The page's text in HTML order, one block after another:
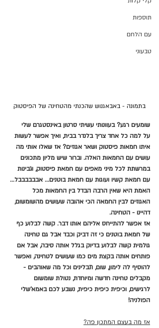
תוספות
עם הלחם
טבעוני
בתמונה - באבאגנוש שהכנתי מהטחינה של הפיסטוק
שומעים רגע? בעוונותי עשיתי סרטון באינסטגרם שלי
על למה כל אחד צריך בלנדר בבית, ואיך אפשר לעשות
איתו חמאות פיסטוק ושאר אגוזים? אז שאלו אותי מה
עושים עם החמאות האלה. וברור שיש מליון מתכונים
במרשתת לכל מיני מאפים עם חמאת פיסטוק, וגבינות
עם חמאת קשיו ועוגות עם חמאת בוטנים... אבבבבבבל...
האמת היא שאין הרבה הבדל בין החמאות מכל
האגוזים לבין החמאה הכי אהובה שעושים מהשומשום,
דהיינו - הטחינה.
אז אפשר להתייחס אליהם אותו דבר. קשה לבלוע כף
של חמאת בוטנים כי זה דביק וכבד אבל גם טחינה
גולמית קשה לבלוע בדיוק בגלל אותה סיבה, אבל אם
פותחים אותה בקצת מים כמו שעושים לטחינה, ואפשר
להוסיף לה לימון, שום, תבלינים וכל מה שאוהבים -
מקבלים טחינה חדשה ומיוחדת, נטולת שומשום
לרגישים, וכיפית כיפית כיפית, נשבע לכם באמא'שלי
הפולניה!
אז מה בעצם המתכון פה?